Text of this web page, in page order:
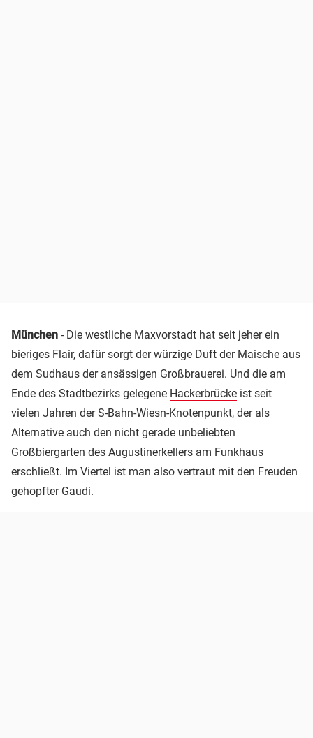
München - Die westliche Maxvorstadt hat seit jeher ein
bieriges Flair, dafür sorgt der würzige Duft der Maische aus
dem Sudhaus der ansässigen Großbrauerei. Und die am
Ende des Stadtbezirks gelegene Hackerbrücke ist seit
vielen Jahren der S-Bahn-Wiesn-Knotenpunkt, der als
Alternative auch den nicht gerade unbeliebten
Großbiergarten des Augustinerkellers am Funkhaus
erschließt. Im Viertel ist man also vertraut mit den Freuden
gehopfter Gaudi.